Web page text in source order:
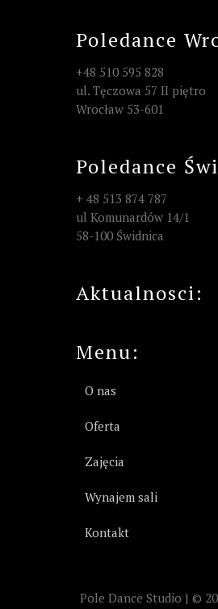
Poledance
+48 510 595 828
ul. Tęczowa 57 II piętro
Wrocław 53-601
Poledance
+ 48 513 874 787
ul Komunardów 14/1
58-100 Świdnica
Aktualnosci:
Menu:
O nas
Oferta
Zajęcia
Wynajem sali
Kontakt
Pole Dance Studio | ©